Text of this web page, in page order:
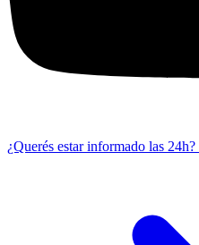
¿Querés estar informado las 24h?